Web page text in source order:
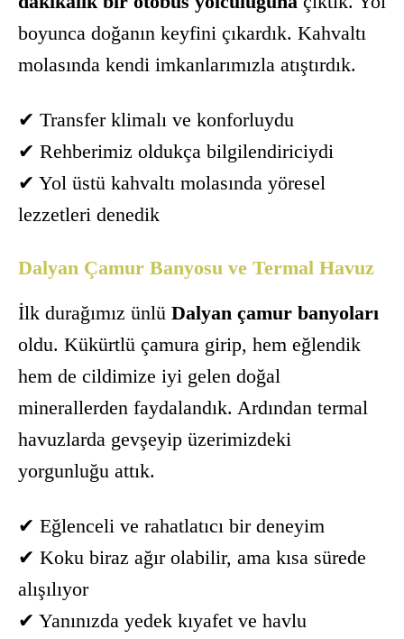
boyunca doğanın keyfini çıkardık. Kahvaltı
molasında kendi imkanlarımızla atıştırdık.
✔ Transfer klimalı ve konforluydu
✔ Rehberimiz oldukça bilgilendiriciydi
✔ Yol üstü kahvaltı molasında yöresel
lezzetleri denedik
Dalyan Çamur Banyosu ve Termal Havuz
İlk durağımız ünlü Dalyan çamur banyoları
oldu. Kükürtlü çamura girip, hem eğlendik
hem de cildimize iyi gelen doğal
minerallerden faydalandık. Ardından termal
havuzlarda gevşeyip üzerimizdeki
yorgunluğu attık.
✔ Eğlenceli ve rahatlatıcı bir deneyim
✔ Koku biraz ağır olabilir, ama kısa sürede
alışılıyor
✔ Yanınızda yedek kıyafet ve havlu